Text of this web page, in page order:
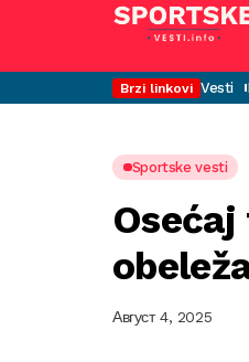
Brzi linkovi Vesti
Sportske vesti
Август 4, 2025